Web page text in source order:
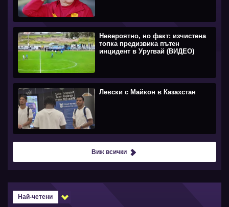
Невероятно, но факт: изчистена
топка предизвика пътен
инцидент в Уругвай (ВИДЕО)
Левски с Майкон в Казахстан
Виж всички
Най-четени